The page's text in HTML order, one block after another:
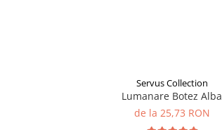
Servus Collection
Lumanare Botez Alba
de la 25,73 RON